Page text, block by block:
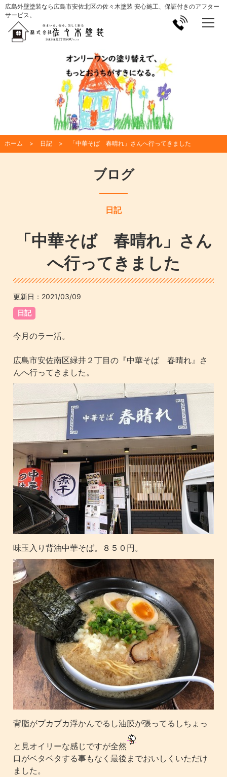
広島外壁塗装なら広島市安佐北区の佐々木塗装 安心施工、保証付きのアフター
サービス。
ホーム 日記 「中華そば 春晴れ」さんへ行ってきました
ブログ
日記
「中華そば 春晴れ」さん
へ行ってきました
更新日： 2021/03/09
日記
今月のラー活。
広島市安佐南区緑井２丁目の『中華そば 春晴れ』さ
んへ行ってきました。
味玉入り背油中華そば。８５０円。
背脂がプカプカ浮かんでるし油膜が張ってるしちょっ
と見オイリーな感じですが全然
口がベタベタする事もなく最後までおいしくいただけ
ました。